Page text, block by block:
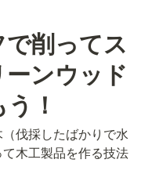
削ってス
ンウッド
！
伐採したばかりで水
木工製品を作る技法